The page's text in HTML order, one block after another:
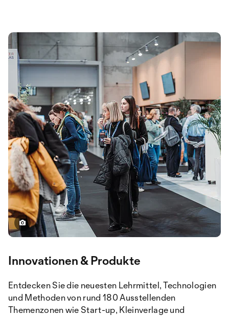
Innovationen & Produkte
Entdecken Sie die neuesten Lehrmittel, Technologien
und Methoden von rund 180 Ausstellenden
Themenzonen wie Start-up, Kleinverlage und